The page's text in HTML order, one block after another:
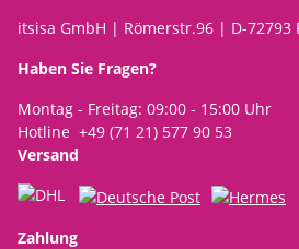
itsisa GmbH | Römerstr.96 | D-72793
Haben Sie Fragen?
Montag - Freitag: 09:00 - 15:00 Uhr
Hotline +49 (71 21) 577 90 53
Versand
Zahlung